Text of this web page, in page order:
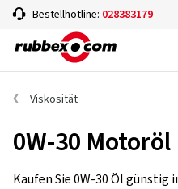
Bestellhotline: 028383179
Viskosität
0W-30 Motoröl
Kaufen Sie 0W-30 Öl günstig